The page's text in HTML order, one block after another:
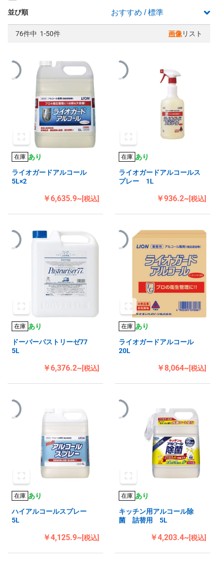
並び順
76件中 1-50件 画像 リスト
在庫 あり
ライオガードアルコール
5L×2
￥6,635.9~[税込]
在庫 あり
ライオガードアルコールス
プレー 1L
￥936.2~[税込]
在庫 あり
ドーバーパストリーゼ77
5L
￥6,376.2~[税込]
在庫 あり
ライオガードアルコール
20L
￥8,064~[税込]
在庫 あり
ハイアルコールスプレー
5L
￥4,125.9~[税込]
在庫 あり
キッチン用アルコール除
菌 詰替用 5L
￥4,203.4~[税込]